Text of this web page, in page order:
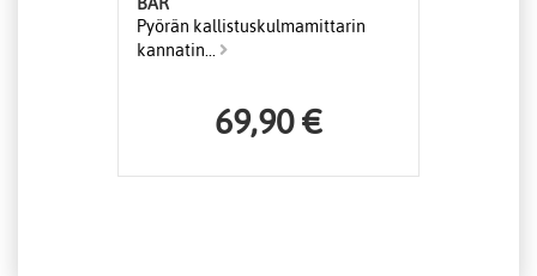
BAR
Pyörän kallistuskulmamittarin
kannatin...
69,90 €